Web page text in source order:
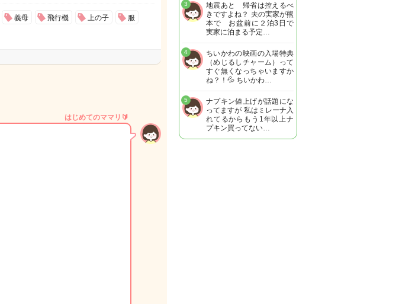
義母 飛行機 上の子 服
はじめてのママリ🔰
地震あと 帰省は控えるべ
きですよね？ 夫の実家が熊
本で お盆前に２泊3日で
実家に泊まる予定…
3
ちいかわの映画の入場特典
（めじるしチャーム）って
すぐ無くなっちゃいますか
ね？！💦 ちいかわ…
4
ナプキン値上げが話題にな
ってますが 私はミレーナ入
れてるからもう1年以上ナ
プキン買ってない…
5